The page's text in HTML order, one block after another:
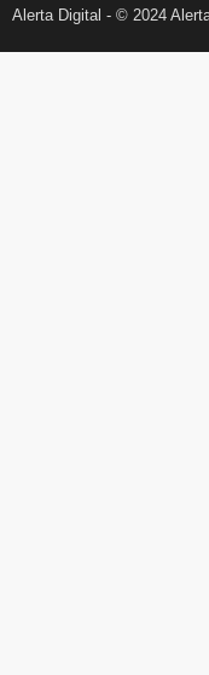
Alerta Digital - © 2024